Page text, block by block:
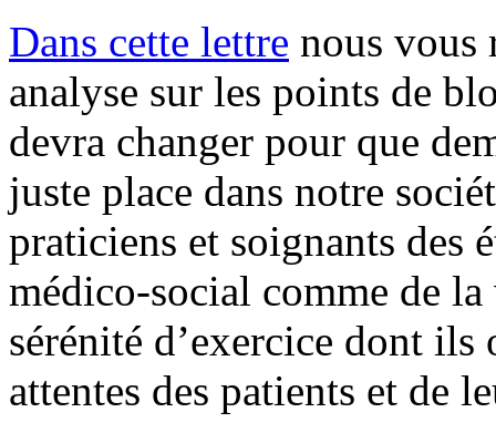
Dans cette lettre nous vous
analyse sur les points de
devra changer pour que
juste place dans notre
praticiens et soignants des
médico-social comme de
sérénité d’exercice dont
attentes des patients et de